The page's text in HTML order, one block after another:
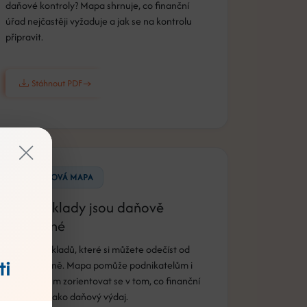
daňové kontroly? Mapa shrnuje, co finanční
úřad nejčastěji vyžaduje a jak se na kontrolu
připravit.
Stáhnout PDF
MYŠLENKOVÁ MAPA
Jaké náklady jsou daňově
uznatelné
Přehled nákladů, které si můžete odečíst od
základu daně. Mapa pomůže podnikatelům i
živnostníkům zorientovat se v tom, co finanční
úřad uzná jako daňový výdaj.